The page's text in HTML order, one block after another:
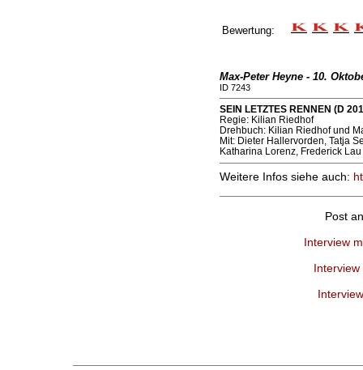
Bewertung:
Max-Peter Heyne - 10.
ID 7243
SEIN LETZTES RENNEN (D
Regie: Kilian Riedhof
Drehbuch: Kilian Riedhof und
Mit: Dieter Hallervorden, Tatja
Katharina Lorenz, Frederick Lau
Weitere Infos siehe auch:
Post
Interview